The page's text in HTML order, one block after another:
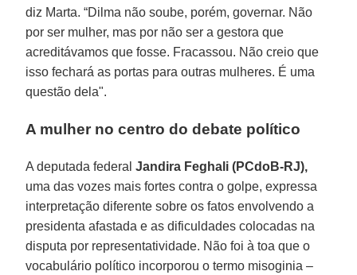
diz Marta. “Dilma não soube, porém, governar. Não
por ser mulher, mas por não ser a gestora que
acreditávamos que fosse. Fracassou. Não creio que
isso fechará as portas para outras mulheres. É uma
questão dela".
A mulher no centro do debate político
A deputada federalJandira Feghali (PCdoB-RJ),
uma das vozes mais fortes contra o golpe, expressa
interpretação diferente sobre os fatos envolvendo a
presidenta afastada e as dificuldades colocadas na
disputa por representatividade. Não foi à toa que o
vocabulário político incorporou o termo misoginia –